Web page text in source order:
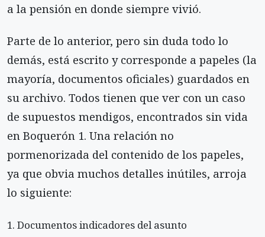
a la pensión en donde siempre vivió.
Parte de lo anterior, pero sin duda todo lo
demás, está escrito y corresponde a papeles (la
mayoría, documentos oficiales) guardados en
su archivo. Todos tienen que ver con un caso
de supuestos mendigos, encontrados sin vida
en Boquerón 1. Una relación no
pormenorizada del contenido de los papeles,
ya que obvia muchos detalles inútiles, arroja
lo siguiente:
Documentos indicadores del asunto